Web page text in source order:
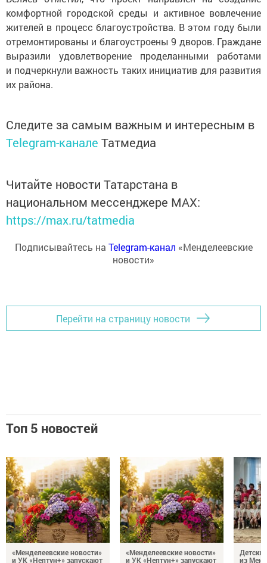
комфортной городской среды и активное вовлечение
жителей в процесс благоустройства. В этом году были
отремонтированы и благоустроены 9 дворов. Граждане
выразили удовлетворение проделанными работами
и подчеркнули важность таких инициатив для развития
их района.
Следите за самым важным и интересным в
Telegram-канале Татмедиа
Читайте новости Татарстана в
национальном мессенджере MАХ:
https://max.ru/tatmedia
Подписывайтесь на Telegram-канал «Менделеевские
новости»
Перейти на страницу новости
Топ 5 новостей
«Менделеевские новости»
и УК «Нептун+» запускают
«Менделеевские новости»
и УК «Нептун+» запускают
из